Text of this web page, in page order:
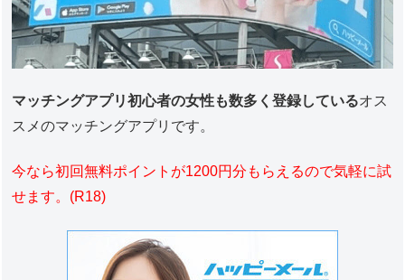
マッチングアプリ初心者の女性も数多く登録しているオス
スメのマッチングアプリです。
今なら初回無料ポイントが1200円分もらえるので気軽に試
せます。(R18)